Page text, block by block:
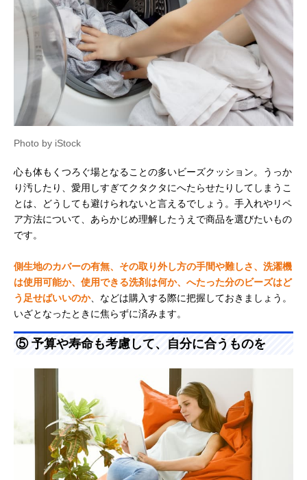
Photo by iStock
心も体もくつろぐ場となることの多いビーズクッション。うっか
り汚したり、愛用しすぎてクタクタにへたらせたりしてしまうこ
とは、どうしても避けられないと言えるでしょう。手入れやリペ
ア方法について、あらかじめ理解したうえで商品を選びたいもの
です。
側生地のカバーの有無、その取り外し方の手間や難しさ、洗濯機
は使用可能か、使用できる洗剤は何か、へたった分のビーズはど
う足せばいいのか、などは購入する際に把握しておきましょう。
いざとなったときに焦らずに済みます。
⑤ 予算や寿命も考慮して、自分に合うものを